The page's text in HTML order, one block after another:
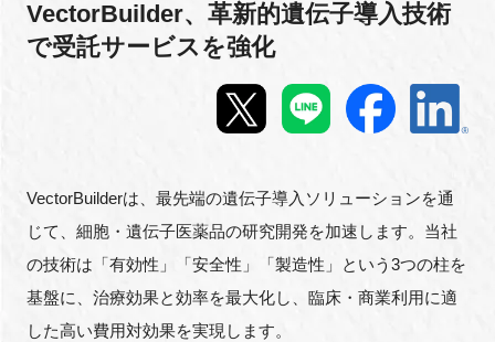
施設ご予約
新規登録
イベント
プログラム
VectorBuilder、革新的遺伝子導入技術
で受託サービスを強化
VectorBuilderは、最先端の遺伝子導入ソリューションを通
じて、細胞・遺伝子医薬品の研究開発を加速します。当社
の技術は「有効性」「安全性」「製造性」という3つの柱を
基盤に、治療効果と効率を最大化し、臨床・商業利用に適
した高い費用対効果を実現します。